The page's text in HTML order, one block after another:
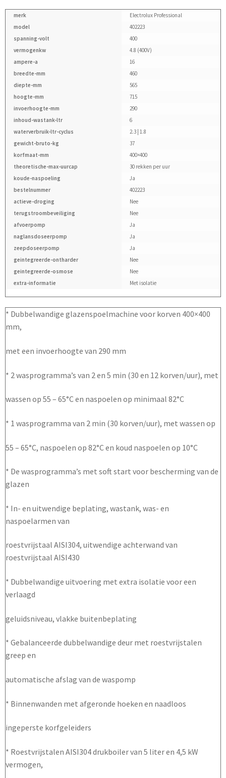
merk
Electrolux Professional
model
402223
spanning-volt
400
vermogenkw
4.8 (400V)
ampere-a
16
breedte-mm
460
diepte-mm
565
hoogte-mm
715
invoerhoogte-mm
290
inhoud-wastank-ltr
6
waterverbruik-ltr-cyclus
2.3 | 1.8
gewicht-bruto-kg
37
korfmaat-mm
400×400
theoretische-max-uurcap
30 rekken per uur
koude-naspoeling
Ja
bestelnummer
402223
actieve-droging
Nee
terugstroombeveiliging
Nee
afvoerpomp
Ja
naglansdoseerpomp
Ja
zeepdoseerpomp
Ja
geintegreerde-ontharder
Nee
geintegreerde-osmose
Nee
extra-informatie
Met isolatie
* Dubbelwandige glazenspoelmachine voor korven 400×400
mm,
met een invoerhoogte van 290 mm
* 2 wasprogramma’s van 2 en 5 min (30 en 12 korven/uur), met
wassen op 55 – 65°C en naspoelen op minimaal 82°C
* 1 wasprogramma van 2 min (30 korven/uur), met wassen op
55 – 65°C, naspoelen op 82°C en koud naspoelen op 10°C
* De wasprogramma’s met soft start voor bescherming van de
glazen
* In- en uitwendige beplating, wastank, was- en
naspoelarmen van
roestvrijstaal AISI304, uitwendige achterwand van
roestvrijstaal AISI430
* Dubbelwandige uitvoering met extra isolatie voor een
verlaagd
geluidsniveau, vlakke buitenbeplating
* Gebalanceerde dubbelwandige deur met roestvrijstalen
greep en
automatische afslag van de waspomp
* Binnenwanden met afgeronde hoeken en naadloos
ingeperste korfgeleiders
* Roestvrijstalen AISI304 drukboiler van 5 liter en 4,5 kW
vermogen,